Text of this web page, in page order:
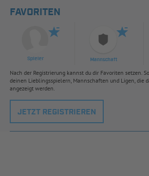
FAVORITEN
Spieler Mannschaft
Nach der Registrierung kannst du dir Favoriten setzen.
deinen Lieblingsspielern, Mannschaften und Ligen, die
angezeigt werden.
JETZT REGISTRIEREN